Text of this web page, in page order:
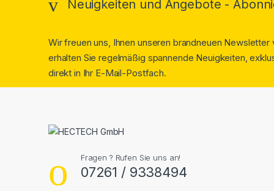
Neuigkeiten und Angebote -
Wir freuen uns, Ihnen unseren brandneuen
erhalten Sie regelmäßig spannende Neuigkeiten,
direkt in Ihr E-Mail-Postfach.
Fragen ? Rufen Sie uns an!
07261 / 9338494